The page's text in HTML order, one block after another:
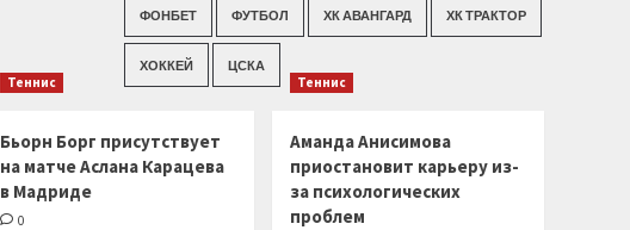
ФОНБЕТ ФУТБОЛ ХК АВАНГАРД ХК ТРАКТОР
ХОККЕЙ ЦСКА
Теннис
Бьорн Борг присутствует
на матче Аслана Карацева
в Мадриде
0
Теннис
Аманда Анисимова
приостановит карьеру из-
за психологических
проблем